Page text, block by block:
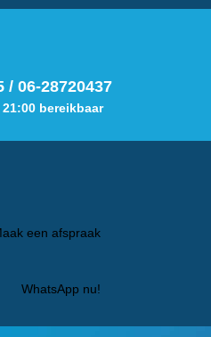
/ 06-28720437
bereikbaar
een afspraak
WhatsApp nu!